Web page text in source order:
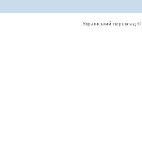
Український переклад